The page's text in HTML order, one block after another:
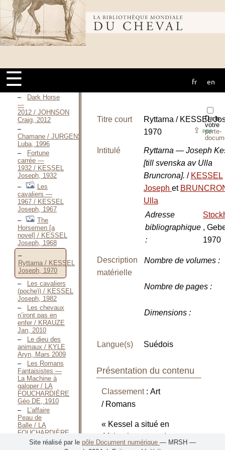
Bibliothèque
mondiale du
cheval
☰ fr en
The
cavaliers of
England / HERBERT
Henry William,
1852
Lady
Chevauchées / HOMÉRIC,
Janvier 2004
Dark Horse
—
2012 / JOHNSON
Craig, 2012
Chamane / JURGENSON
Luba, 1996
Fortune
carrée —
1932 / KESSEL
Joseph, 1932
Les
cavaliers —
1967 / KESSEL
Joseph, 1967
The
Horsemen [a
novel] / KESSEL
Joseph, 1968
Ryttarna / KESSEL
Joseph, 1970
Les cavaliers
(poche)) / KESSEL
Joseph, 1982
Les chevaux
n’iront pas en
enfer / KRAUZE
Jan, 2010
Le dieu des
animaux / KYLE
Aryn, Mars 2009
Les Romans
Fantaisistes —
La Machine à
galoper / LA
FOUCHARDIÈRE
Géo DE, 1910
L’affaire
Peau de
Balle / LA
FOUCHARDIÈRE
Géo DE, S. D.
Dans
votre
porte-
⇪ PDF
Titre court
Ryttarna / KESSEL
1970
Intitulé
Ryttarna — Joseph
[till svenska av Ulla
Bruncrona]. / KESSEL
Joseph et
Ulla
Adresse
bibliographique
:
,
1970
Description
matérielle
Nombre de volumes:
Nombre de pages:
Dimensions:
Langue(s) Suédois
Présentation du contenu
Classement: Art
/ Romans
« Kessel a situé en
Afghanistan une des
Site réalisé par le pôle Document numérique — MRSH —